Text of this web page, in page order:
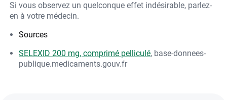
Si vous observez un quelconque effet indésirable, parlez-
en à votre médecin.
Sources
SELEXID 200 mg, comprimé pelliculé, base-donnees-
publique.medicaments.gouv.fr